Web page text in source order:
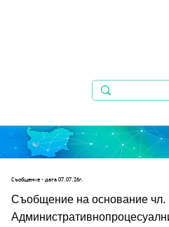
Съобщениe - дата 07.07.26г.
Съобщение на основание чл.